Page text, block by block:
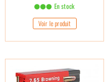
En stock
Voir le produit